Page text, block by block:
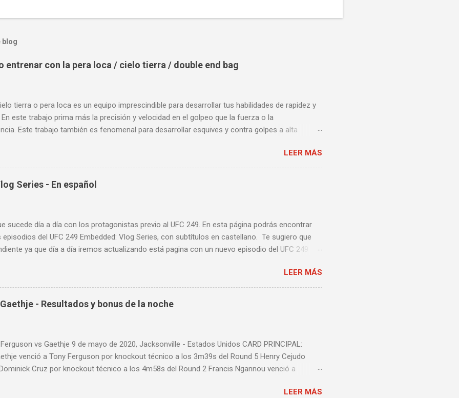
blog
entrenar con la pera loca / cielo tierra / double end bag
tierra o pera loca es un equipo imprescindible para desarrollar tus habilidades de rapidez y
este trabajo prima más la precisión y velocidad en el golpeo que la fuerza o la
Este trabajo también es fenomenal para desarrollar esquives y contra golpes a alta
velocidad de tus desplazamientos o tu juego de pies. A continuación te enseñamos algunos
puedes aprender a golpear la pera cielo tierra o pera loca. En esta lista de videos podrás
tipos de entrenamiento con la pera loca:
LEER MÁS
Series - En español
sucede día a día con los protagonistas previo al UFC 249. En esta página podrás encontrar
del UFC 249 Embedded: Vlog Series, con subtítulos en castellano. Te sugiero que
ya que día a día iremos actualizando está pagina con un nuevo episodio del UFC 249
LEER MÁS
- Resultados y bonus de la noche
vs Gaethje 9 de mayo de 2020, Jacksonville - Estados Unidos CARD PRINCIPAL:
venció a Tony Ferguson por knockout técnico a los 3m39s del Round 5 Henry Cejudo
Cruz por knockout técnico a los 4m58s del Round 2 Francis Ngannou venció a
a los 2m42s del Round 2 Greg Hardy venció a Yorgan de Castro por decisión unânime (triple
LEER MÁS